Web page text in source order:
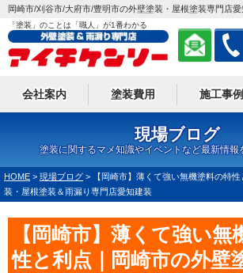
岡崎市/刈谷市/大府市/豊明市の外壁塗装・屋根塗装専門店愛
「塗装」のことは「職人」が1番わかる
会社案内 塗装費用 施工事例
現場ブログ
塗装に関するマメ知識やイベントなど最新情報
HOME > 現場ブログ >
【岡崎市】薄くて強い無機塗料の特
装・屋根塗装＆雨漏り専門店愛知建装
【岡崎市】薄くて強い無
性と利点｜岡崎市の外壁